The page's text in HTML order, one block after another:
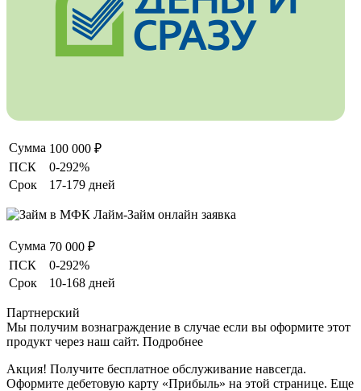
Сумма 100 000 ₽
ПСК
0-292%
Срок
17-179 дней
Сумма 70 000 ₽
ПСК
0-292%
Срок
10-168 дней
Партнерский
Мы получим вознаграждение в случае если вы оформите этот
продукт через наш сайт. Подробнее
Акция! Получите бесплатное обслуживание навсегда.
Оформите дебетовую карту «Прибыль» на этой странице. Еще